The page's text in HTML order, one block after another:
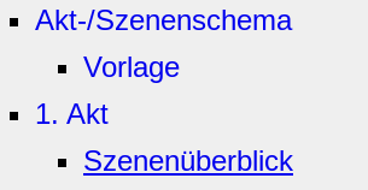
Akt-/Szenenschema
Vorlage
1. Akt
Szenenüberblick